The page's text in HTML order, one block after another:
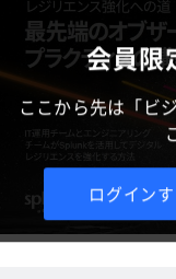
会員限
ここから先は「ビ
ログイン